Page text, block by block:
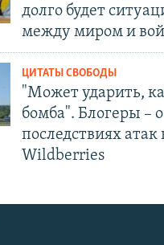
долго будет
между миром и
ЦИТАТЫ СВОБОДЫ
"Может ударить,
бомба". Блогеры – о
последствиях атак
Wildberries